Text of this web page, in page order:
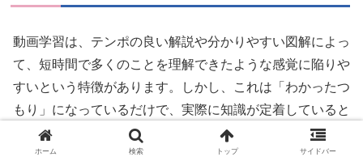
動画学習は、テンポの良い解説や分かりやすい図解によっ
て、短時間で多くのことを理解できたような感覚に陥りや
すいという特徴があります。しかし、これは「わかったつ
もり」になっているだけで、実際に知識が定着していると
は限りません。
ホーム 検索 トップ サイドバー